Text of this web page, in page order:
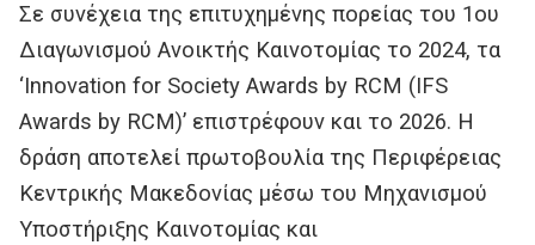
Σε συνέχεια της επιτυχημένης πορείας του 1ου
Διαγωνισμού Ανοικτής Καινοτομίας το 2024, τα
‘Innovation for Society Awards by RCM (IFS
Awards by RCM)’ επιστρέφουν και το 2026. Η
δράση αποτελεί πρωτοβουλία της Περιφέρειας
Κεντρικής Μακεδονίας μέσω του Μηχανισμού
Υποστήριξης Καινοτομίας και